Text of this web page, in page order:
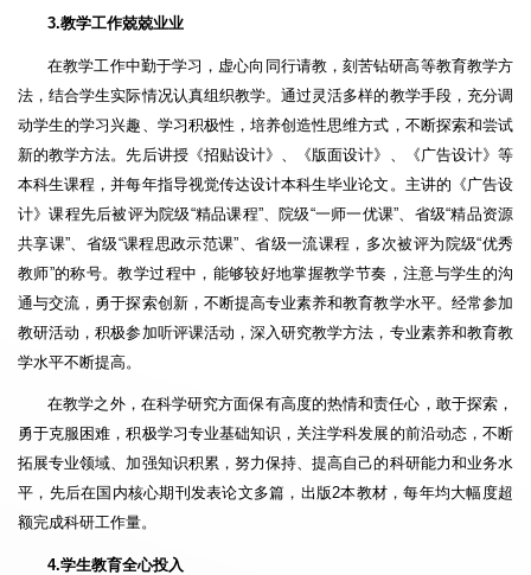
3.教学工作兢兢业业
在教学工作中勤于学习，虚心向同行请教，刻苦钻研高等教育教学方
法，结合学生实际情况认真组织教学。通过灵活多样的教学手段，充分调
动学生的学习兴趣、学习积极性，培养创造性思维方式，不断探索和尝试
新的教学方法。先后讲授《招贴设计》、《版面设计》、《广告设计》等
本科生课程，并每年指导视觉传达设计本科生毕业论文。主讲的《广告设
计》课程先后被评为院级“精品课程”、院级“一师一优课”、省级“精品资源
共享课”、省级“课程思政示范课”、省级一流课程，多次被评为院级“优秀
教师”的称号。教学过程中，能够较好地掌握教学节奏，注意与学生的沟
通与交流，勇于探索创新，不断提高专业素养和教育教学水平。经常参加
教研活动，积极参加听评课活动，深入研究教学方法，专业素养和教育教
学水平不断提高。
在教学之外，在科学研究方面保有高度的热情和责任心，敢于探索，
勇于克服困难，积极学习专业基础知识，关注学科发展的前沿动态，不断
拓展专业领域、加强知识积累，努力保持、提高自己的科研能力和业务水
平，先后在国内核心期刊发表论文多篇，出版2本教材，每年均大幅度超
额完成科研工作量。
4.学生教育全心投入